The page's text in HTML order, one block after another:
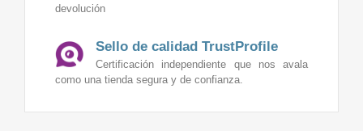
devolución
Sello de calidad TrustProfile
Certificación independiente que nos avala
como una tienda segura y de confianza.